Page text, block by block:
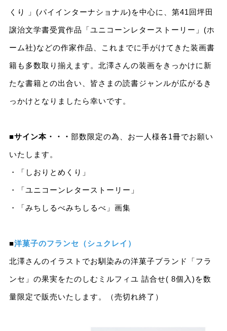
くり 」(パイインターナショナル)を中心に、第41回坪田
譲治文学書受賞作品「ユニコーンレターストーリー」(ホ
ーム社)などの作家作品、これまでに手がけてきた装画書
籍も多数取り揃えます。北澤さんの装画をきっかけに新
たな書籍との出合い、皆さまの読書ジャンルが広がるき
っかけとなりましたら幸いです。
■サイン本・・・ 部数限定の為、お一人様各1冊でお願い
いたします。
・「しおりとめくり」
・「ユニコーンレターストーリー」
・「みちしるべみちしるべ」画集
■洋菓子のフランセ（シュクレイ）
北澤さんのイラストでお馴染みの洋菓子ブランド「フラ
ンセ」の果実をたのしむミルフィユ 詰合せ( 8個入)を数
量限定で販売いたします。（売切れ終了）